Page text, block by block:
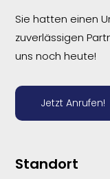
Sie hatten einen
zuverlässigen
uns noch heute!
Jetzt Anrufen!
Standort